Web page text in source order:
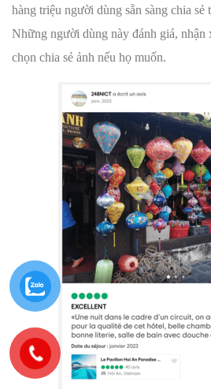
hàng triệu người dùng sẵn sàng chia sẻ
Những người dùng này đánh giá, nhận
chọn chia sẻ ảnh nếu họ muốn.